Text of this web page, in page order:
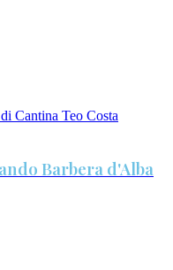
Barbera d'Alba